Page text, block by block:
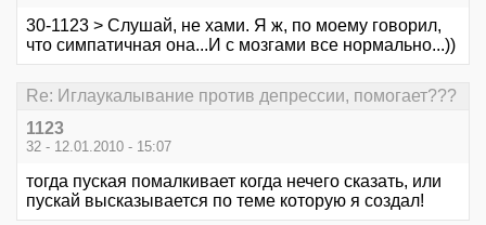
30-1123 > Слушай, не хами. Я ж, по моему говорил,
что симпатичная она...И с мозгами все нормально...))
Re: Иглаукалывание против депрессии, помогает???
1123
32 - 12.01.2010 - 15:07
тогда пуская помалкивает когда нечего сказать, или
пускай высказывается по теме которую я создал!